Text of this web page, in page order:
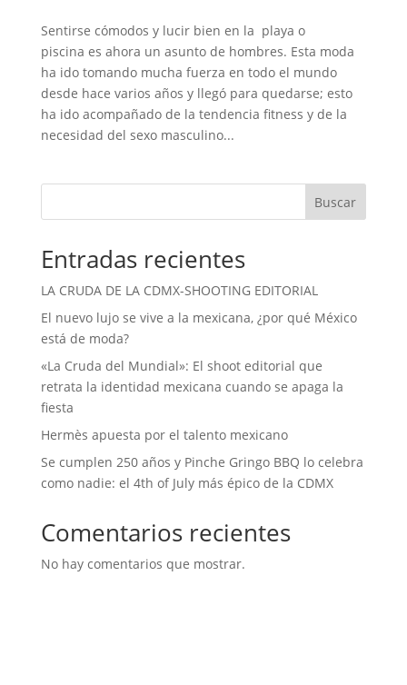
Sentirse cómodos y lucir bien en la playa o
piscina es ahora un asunto de hombres. Esta moda
ha ido tomando mucha fuerza en todo el mundo
desde hace varios años y llegó para quedarse; esto
ha ido acompañado de la tendencia fitness y de la
necesidad del sexo masculino...
Buscar
Entradas recientes
LA CRUDA DE LA CDMX-SHOOTING EDITORIAL
El nuevo lujo se vive a la mexicana, ¿por qué México
está de moda?
«La Cruda del Mundial»: El shoot editorial que
retrata la identidad mexicana cuando se apaga la
fiesta
Hermès apuesta por el talento mexicano
Se cumplen 250 años y Pinche Gringo BBQ lo celebra
como nadie: el 4th of July más épico de la CDMX
Comentarios recientes
No hay comentarios que mostrar.